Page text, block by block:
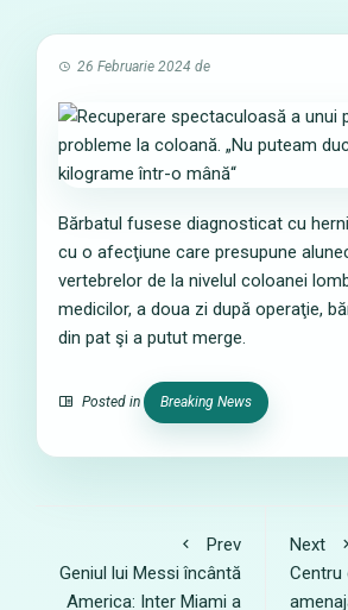
26 Februarie 2024 de
Bărbatul fusese diagnosticat cu
cu o afecţiune care presupune
vertebrelor de la nivelul coloanei
medicilor, a doua zi după operaţie,
din pat şi a putut merge.
Posted in Breaking News
Prev
Geniul lui Messi încântă
America: Inter Miami a
Next
Centru